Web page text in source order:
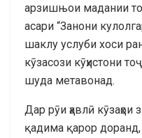
арзишњои мадании
асари “Занони
шаклу услуби хоси
кӯзасози кӯҳистони
шуда метавонад.
Дар рӯи ҳавлӣ
қадима қарор